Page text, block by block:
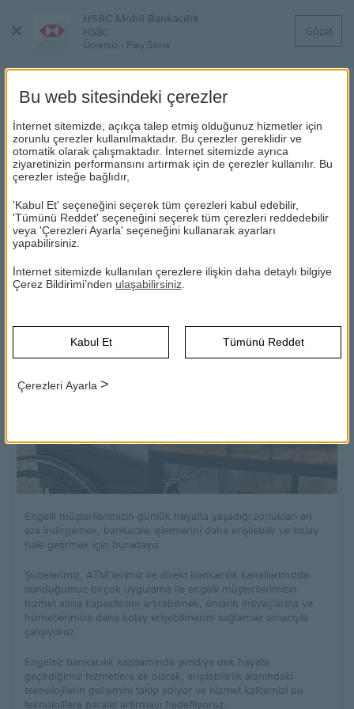
Menüyü
HSBC Mobil Bankacılık
HSBC
Ücretsiz - Play Store
Gözat
ENGELSİZ BANKACILIK
HSBC HSBC Engelsiz Bankacılık
Engelli müşterilerimizin günlük hayatta yaşadığı zorlukları en
aza indirgemek, bankacılık işlemlerini daha erişilebilir ve kolay
hale getirmek için buradayız.
Şubelerimiz, ATM’lerimiz ve direkt bankacılık kanallarımızda
sunduğumuz birçok uygulama ile engelli müşterilerimizin
hizmet alma kapasitesini artırabilmek, onların ihtiyaçlarına ve
hizmetlerimize daha kolay erişebilmesini sağlamak amacıyla
çalışıyoruz.
Engelsiz bankacılık kapsamında şimdiye dek hayata
geçirdiğimiz hizmetlere ek olarak, erişilebilirlik alanındaki
teknolojilerin gelişimini takip ediyor ve hizmet kalitemizi bu
teknolojilere paralel artırmayı hedefliyoruz.
Bu web sitesindeki çerezler
İnternet sitemizde, açıkça talep etmiş olduğunuz hizmetler için
zorunlu çerezler kullanılmaktadır. Bu çerezler gereklidir ve
otomatik olarak çalışmaktadır. İnternet sitemizde ayrıca
ziyaretinizin performansını artırmak için de çerezler kullanılır. Bu
çerezler isteğe bağlıdır,
'Kabul Et' seçeneğini seçerek tüm çerezleri kabul edebilir,
'Tümünü Reddet' seçeneğini seçerek tüm çerezleri reddedebilir
veya 'Çerezleri Ayarla' seçeneğini kullanarak ayarları
yapabilirsiniz.
İnternet sitemizde kullanılan çerezlere ilişkin daha detaylı bilgiye
Çerez Bildirimi’nden ulaşabilirsiniz
Kabul Et Tümünü Reddet
Çerezleri Ayarla >